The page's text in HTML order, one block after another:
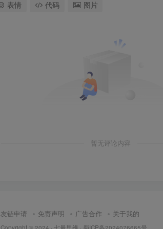
表情 代码 图片
暂无评论内容
友链申请 免责声明 广告合作 关于我的